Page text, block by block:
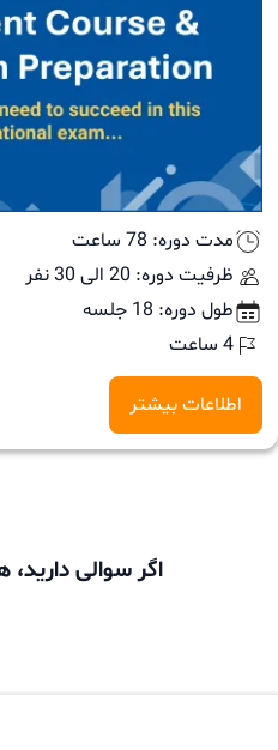
Preparation
Online
Training
(Farsi,
for
Iranians
in
Canada
&
North
America)
مدت دوره: 78 ساعت
ظرفیت دوره: 20 الی 30 نفر
طول دوره: 18 جلسه
4 ساعت
اطلاعات بیشتر
اگر سوالی